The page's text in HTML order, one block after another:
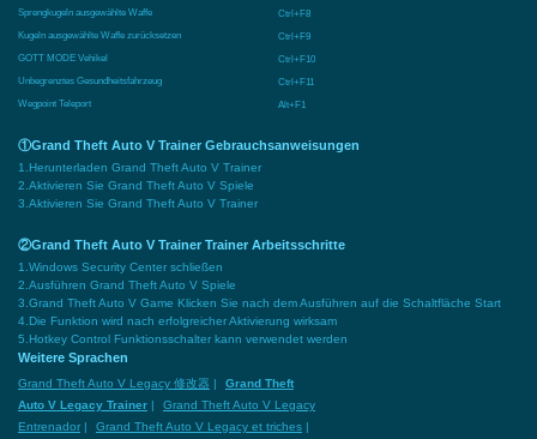
Sprengkugeln ausgewählte Waffe
Ctrl+F8
Kugeln ausgewählte Waffe zurücksetzen
Ctrl+F9
GOTT MODE Vehikel
Ctrl+F10
Unbegrenztes Gesundheitsfahrzeug
Ctrl+F11
Wegpoint Teleport
Alt+F1
①Grand Theft Auto V Trainer Gebrauchsanweisungen
1.Herunterladen Grand Theft Auto V Trainer
2.Aktivieren Sie Grand Theft Auto V Spiele
3.Aktivieren Sie Grand Theft Auto V Trainer
②Grand Theft Auto V Trainer Trainer Arbeitsschritte
1.Windows Security Center schließen
2.Ausführen Grand Theft Auto V Spiele
3.Grand Theft Auto V Game Klicken Sie nach dem Ausführen auf die Schaltfläche Start
4.Die Funktion wird nach erfolgreicher Aktivierung wirksam
5.Hotkey Control Funktionsschalter kann verwendet werden
Weitere Sprachen
Grand Theft Auto V Legacy 修改器 |
Grand Theft
Auto V Legacy Trainer |
Grand Theft Auto V Legacy
Entrenador | Grand Theft Auto V Legacy et triches |